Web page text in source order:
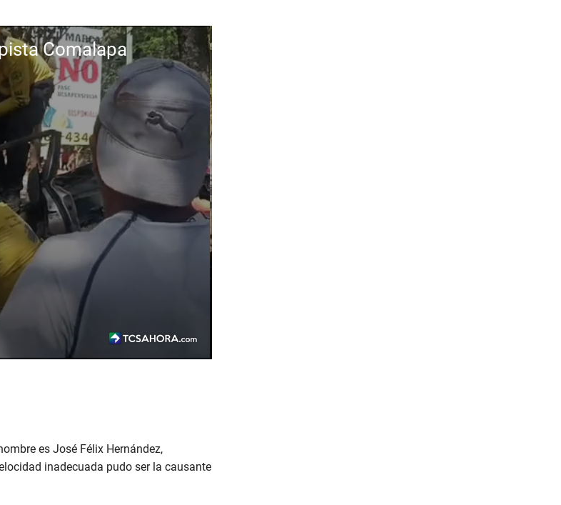
Comalapa
es José Félix Hernández,
inadecuada pudo ser la causante